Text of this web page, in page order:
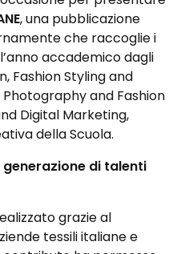
, una pubblicazione
che raccoglie i
accademico dagli
Fashion Styling and
and Fashion
Digital Marketing,
della Scuola.
di talenti
grazie al
tessili italiane e